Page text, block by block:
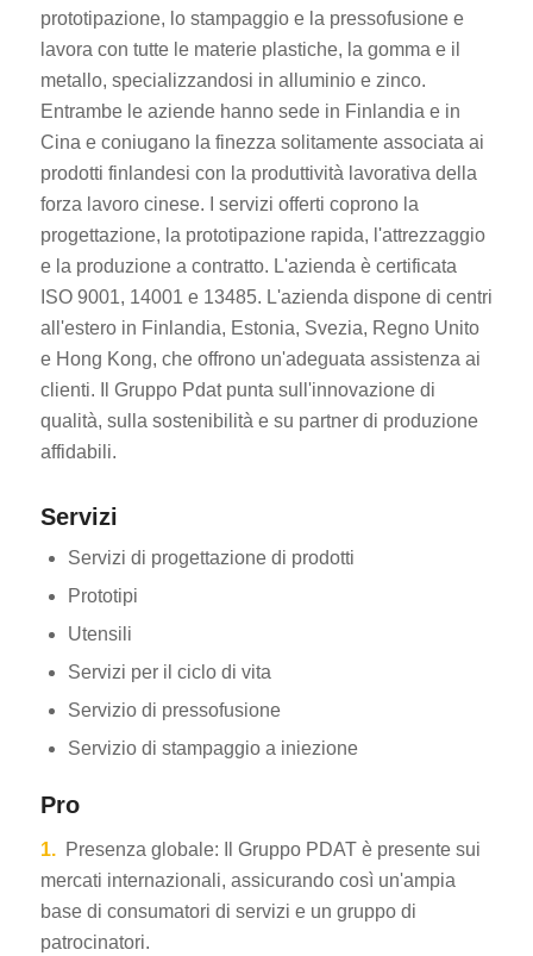
prototipazione, lo stampaggio e la pressofusione e
lavora con tutte le materie plastiche, la gomma e il
metallo, specializzandosi in alluminio e zinco.
Entrambe le aziende hanno sede in Finlandia e in
Cina e coniugano la finezza solitamente associata ai
prodotti finlandesi con la produttività lavorativa della
forza lavoro cinese. I servizi offerti coprono la
progettazione, la prototipazione rapida, l'attrezzaggio
e la produzione a contratto. L'azienda è certificata
ISO 9001, 14001 e 13485. L'azienda dispone di centri
all'estero in Finlandia, Estonia, Svezia, Regno Unito
e Hong Kong, che offrono un'adeguata assistenza ai
clienti. Il Gruppo Pdat punta sull'innovazione di
qualità, sulla sostenibilità e su partner di produzione
affidabili.
Servizi
Servizi di progettazione di prodotti
Prototipi
Utensili
Servizi per il ciclo di vita
Servizio di pressofusione
Servizio di stampaggio a iniezione
Pro
1.Presenza globale: Il Gruppo PDAT è presente sui
mercati internazionali, assicurando così un'ampia
base di consumatori di servizi e un gruppo di
patrocinatori.